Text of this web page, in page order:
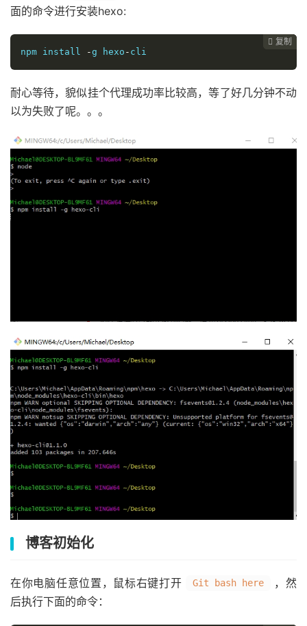
面的命令进行安装hexo:
 复制
 复制
 复制
 复制
npm install
-g hexo - cli
耐心等待，貌似挂个代理成功率比较高，等了好几分钟不动
以为失败了呢。。。
博客初始化
在你电脑任意位置，鼠标右键打开 Git bash here
，然
后执行下面的命令：